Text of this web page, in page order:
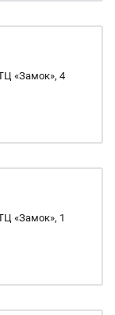
«Замок», 4
«Замок», 1